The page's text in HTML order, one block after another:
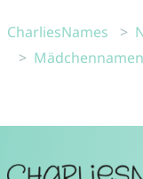
CharliesNames